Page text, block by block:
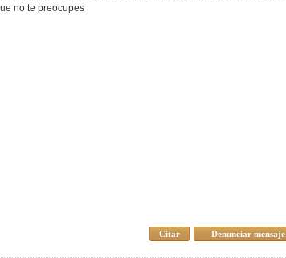
no te preocupes
Denunciar mensaje
Citar